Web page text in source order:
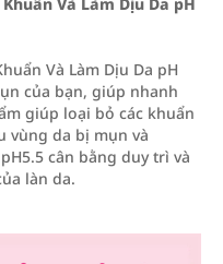
Và Làm Dịu Da pH
của bạn, giúp nhanh
giúp loại bỏ các khuẩn
vùng da bị mụn và
cân bằng duy trì và
làn da.